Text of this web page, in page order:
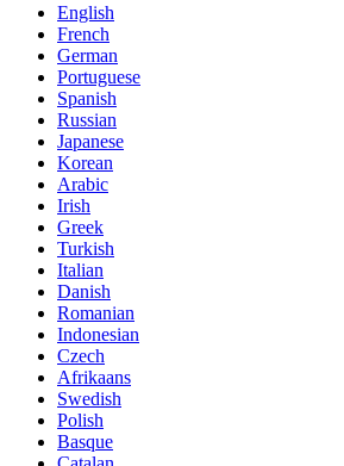
English
French
German
Portuguese
Spanish
Russian
Japanese
Korean
Arabic
Irish
Greek
Turkish
Italian
Danish
Romanian
Indonesian
Czech
Afrikaans
Swedish
Polish
Basque